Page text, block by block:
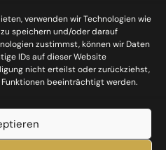
verwenden wir Technologien wie
speichern und/oder darauf
zustimmst, können wir Daten
IDs auf dieser Website
nicht erteilst oder zurückziehst,
beeinträchtigt werden.